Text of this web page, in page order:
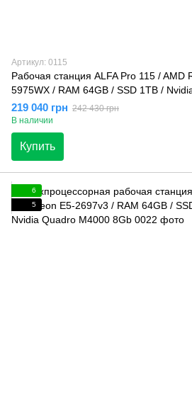
Артикул: 0115
Рабочая станция ALFA Pro 115 / AMD
5975WX / RAM 64GB / SSD 1TB /
219 040 грн 242 430 грн
В наличии
Купить
6
5